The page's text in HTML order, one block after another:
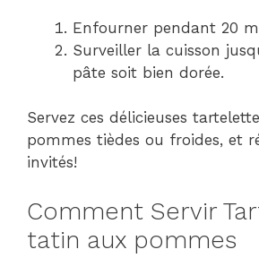
Enfourner pendant 20
Surveiller la cuisson
pâte soit bien dorée.
Servez ces délicieuses
pommes tièdes ou froides, et
invités!
Comment Servir
tatin aux pommes